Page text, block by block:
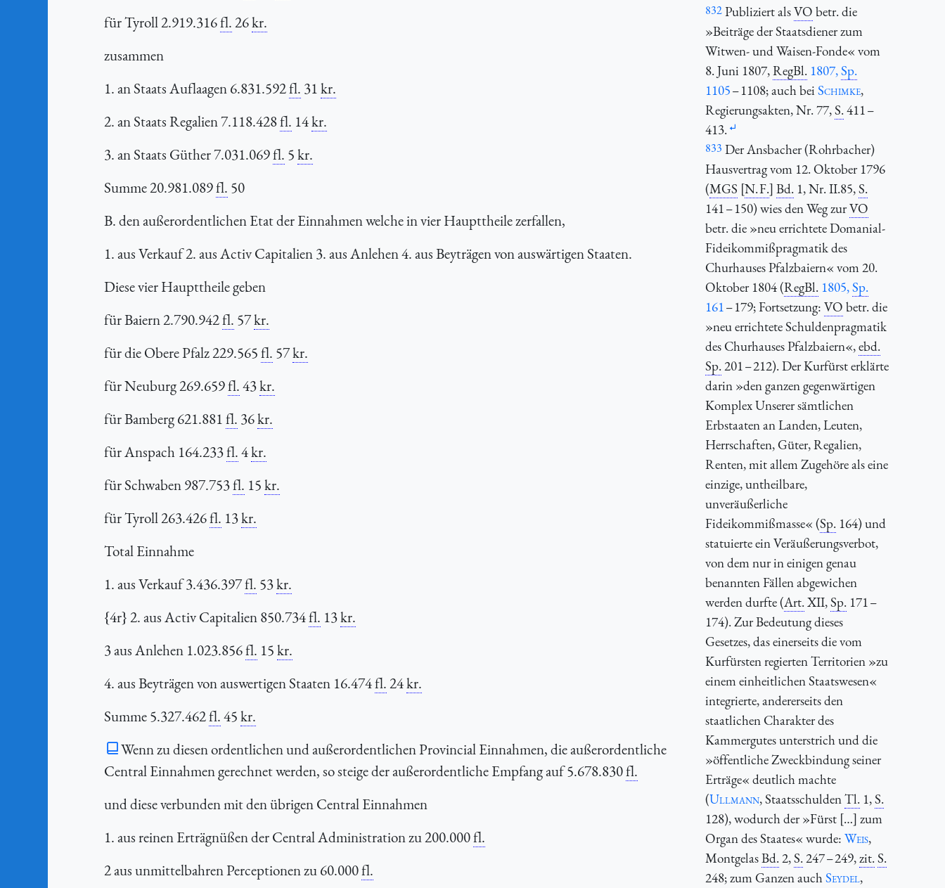
für Tyroll 2.919.316fl.26kr.
zusammen
1. an Staats Auflaagen 6.831.592fl. 31kr.
2. an Staats Regalien 7.118.428fl. 14kr.
3. an Staats Güther 7.031.069fl. 5kr.
Summe 20.981.089fl. 50
B. den außerordentlichen Etat der Einnahmen welche in vier Haupttheile zerfallen,
1. aus Verkauf 2. aus Activ Capitalien 3. aus Anlehen 4. aus Beyträgen von auswärtigen Staaten.
Diese vier Haupttheile geben
für Baiern 2.790.942fl. 57kr.
für die Obere Pfalz 229.565fl. 57kr.
für Neuburg 269.659fl.43kr.
für Bamberg 621.881fl. 36kr.
für Anspach 164.233fl.4kr.
für Schwaben 987.753fl. 15kr.
für Tyroll 263.426fl. 13kr.
Total Einnahme
1. aus Verkauf 3.436.397fl. 53kr.
{4r} 2. aus Activ Capitalien 850.734fl. 13kr.
3 aus Anlehen 1.023.856fl. 15kr.
4. aus Beyträgen von auswertigen Staaten 16.474fl.24kr.
Summe 5.327.462fl.45kr.
Wenn zu diesen ordentlichen und außerordentlichen Provincial Einnahmen, die außerordentliche
Central Einnahmen gerechnet werden, so steige der außerordentliche Empfang auf 5.678.830fl.
und diese verbunden mit den übrigen Central Einnahmen
1. aus reinen Erträgnüßen der Central Administration zu 200.000fl.
2 aus unmittelbahren Perceptionen zu 60.000fl.
832Publiziert alsVO betr. die
»Beiträge der Staatsdiener zum
Witwen- und Waisen-Fonde« vom
8. Juni 1807,RegBl. 1807,Sp.
1105– 1108; auch bei Schimke,
Regierungsakten, Nr. 77,S.411 –
413.
833 Der Ansbacher (Rohrbacher)
Hausvertrag vom 12. Oktober 1796
(MGS [N. F.] Bd. 1, Nr. II.85,S.
141 – 150) wies den Weg zurVO
betr. die »neu errichtete Domanial-
Fideikommißpragmatik des
Churhauses Pfalzbaiern« vom 20.
Oktober 1804 (RegBl. 1805,Sp.
161– 179; Fortsetzung: VO betr. die
»neu errichtete Schuldenpragmatik
des Churhauses Pfalzbaiern«,ebd.
Sp.201 – 212). Der Kurfürst erklärte
darin »den ganzen gegenwärtigen
Komplex Unserer sämtlichen
Erbstaaten an Landen, Leuten,
Herrschaften, Güter, Regalien,
Renten, mit allem Zugehöre als eine
einzige, untheilbare,
unveräußerliche
Fideikommißmasse« (Sp. 164) und
statuierte ein Veräußerungsverbot,
von dem nur in einigen genau
benannten Fällen abgewichen
werden durfte (Art.XII,Sp. 171 –
174). Zur Bedeutung dieses
Gesetzes, das einerseits die vom
Kurfürsten regierten Territorien »zu
einem einheitlichen Staatswesen«
integrierte, andererseits den
staatlichen Charakter des
Kammergutes unterstrich und die
»öffentliche Zweckbindung seiner
Erträge« deutlich machte
(Ullmann, StaatsschuldenTl. 1,S.
128), wodurch der »Fürst […] zum
Organ des Staates« wurde: Weis,
MontgelasBd.2,S.247 – 249,zit.S.
248; zum Ganzen auchSeydel,